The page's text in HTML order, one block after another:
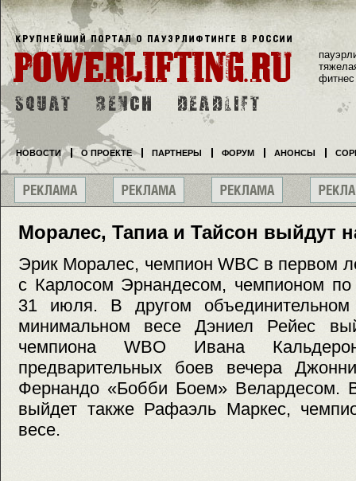
Моралес, Тапиа и Тайсон выйдут
Эрик Моралес, чемпион WBC в первом
с Карлосом Эрнандесом, чемпионом
31 июля. В другом
минимальном весе Дэниел Рейес
чемпиона WBO Ивана
предварительных боев вечера
Фернандо «Бобби Боем» Велардесом.
выйдет также Рафаэль Маркес,
весе.
фитнес
НОВОСТИ О ПРОЕКТЕ ПАРТНЕРЫ ФОРУМ АНОНСЫ